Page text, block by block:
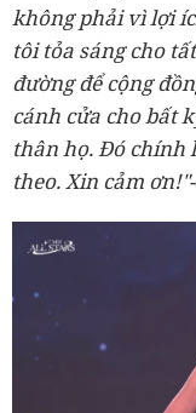
không phải vì lợi
tôi tỏa sáng cho
đường để cộng
cánh cửa cho bất
thân họ. Đó chính
theo. Xin cảm ơn!"